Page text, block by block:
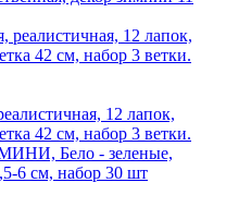
12 лапок,
42 см, набор 3 ветки.